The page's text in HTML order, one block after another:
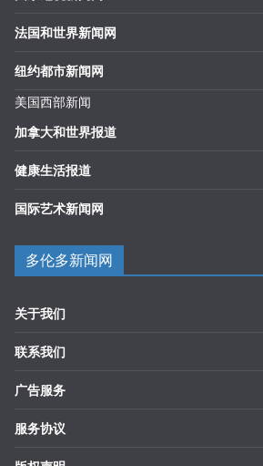
法国和世界新闻网
纽约都市新闻网
美国西部新闻
加拿大和世界报道
健康生活报道
国际艺术新闻网
多伦多新闻网
关于我们
联系我们
广告服务
服务协议